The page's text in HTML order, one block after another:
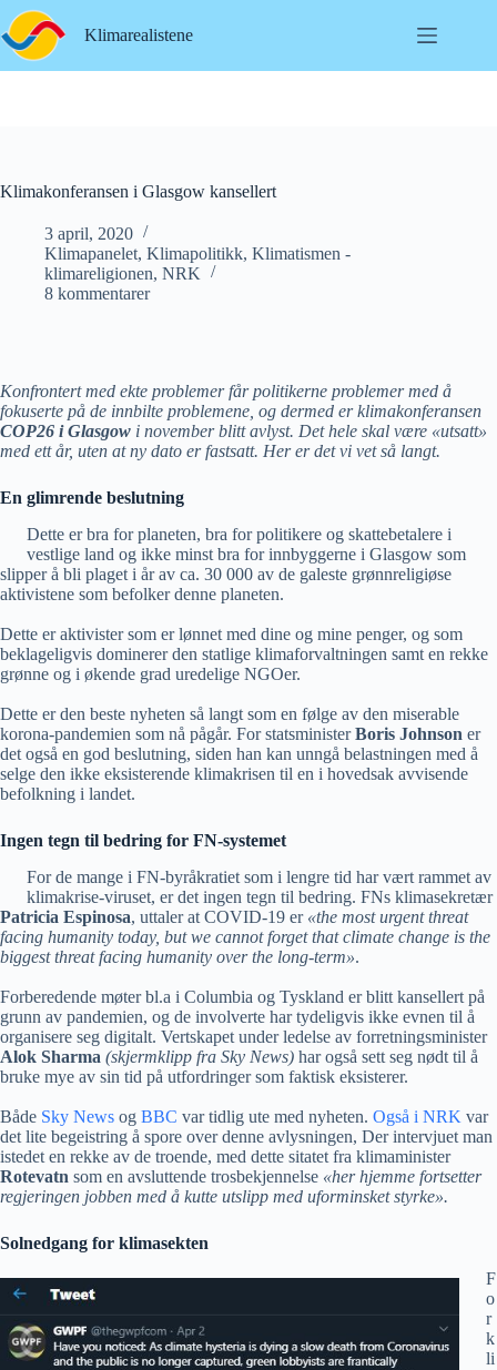
Hopp
til
innholdet
Klimarealistene
Klimakonferansen i Glasgow kansellert
3 april, 2020
Klimapanelet, Klimapolitikk, Klimatismen -
klimareligionen, NRK
8 kommentarer
Konfrontert med ekte problemer får politikerne problemer med å
fokuserte på de innbilte problemene, og dermed er klimakonferansen
COP26 i Glasgow i november blitt avlyst. Det hele skal være «utsatt»
med ett år, uten at ny dato er fastsatt. Her er det vi vet så langt.
En glimrende beslutning
Dette er bra for planeten, bra for politikere og skattebetalere i
vestlige land og ikke minst bra for innbyggerne i Glasgow som
slipper å bli plaget i år av ca. 30 000 av de galeste grønnreligiøse
aktivistene som befolker denne planeten.
Dette er aktivister som er lønnet med dine og mine penger, og som
beklageligvis dominerer den statlige klimaforvaltningen samt en rekke
grønne og i økende grad uredelige NGOer.
Dette er den beste nyheten så langt som en følge av den miserable
korona-pandemien som nå pågår. For statsministerBoris Johnson er
det også en god beslutning, siden han kan unngå belastningen med å
selge den ikke eksisterende klimakrisen til en i hovedsak avvisende
befolkning i landet.
Ingen tegn til bedring for FN-systemet
For de mange i FN-byråkratiet som i lengre tid har vært rammet av
klimakrise-viruset, er det ingen tegn til bedring. FNs klimasekretær
Patricia Espinosa, uttaler at COVID-19 er «the most urgent threat
facing humanity today, but we cannot forget that climate change is the
biggest threat facing humanity over the long-term».
Forberedende møter bl.a i Columbia og Tyskland er blitt kansellert på
grunn av pandemien, og de involverte har tydeligvis ikke evnen til å
organisere seg digitalt. Vertskapet under ledelse av forretningsminister
Alok Sharma (skjermklipp fra Sky News) har også sett seg nødt til å
bruke mye av sin tid på utfordringer som faktisk eksisterer.
Både Sky News og BBC var tidlig ute med nyheten. Også i NRK var
det lite begeistring å spore over denne avlysningen, Der intervjuet man
istedet en rekke av de troende, med dette sitatet fra klimaminister
Rotevatn som en avsluttende trosbekjennelse «her hjemme fortsetter
regjeringen jobben med å kutte utslipp med uforminsket styrke».
Solnedgang for klimasekten
F
o
r
k
li